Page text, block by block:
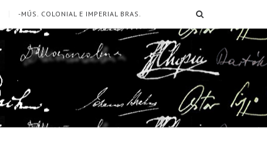
-MÚS. COLONIAL E IMPERIAL BRAS.